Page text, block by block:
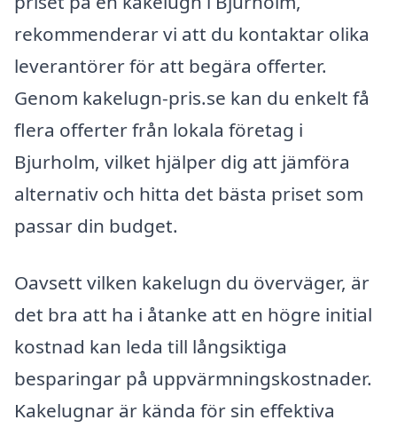
rekommenderar vi att du kontaktar olika
leverantörer för att begära offerter.
Genom kakelugn-pris.se kan du enkelt få
flera offerter från lokala företag i
Bjurholm, vilket hjälper dig att jämföra
alternativ och hitta det bästa priset som
passar din budget.
Oavsett vilken kakelugn du överväger, är
det bra att ha i åtanke att en högre initial
kostnad kan leda till långsiktiga
besparingar på uppvärmningskostnader.
Kakelugnar är kända för sin effektiva